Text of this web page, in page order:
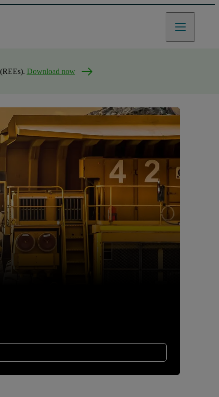
Download now